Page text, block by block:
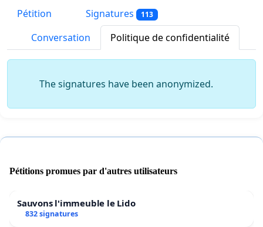
Pétition Signatures 113
Conversation Politique de confidentialité
The signatures have been anonymized.
Pétitions promues par d'autres utilisateurs
Sauvons l'immeuble le Lido
832 signatures